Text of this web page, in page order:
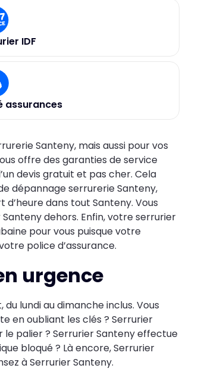
IDF
assurances
Santeny, mais aussi pour vos
offre des garanties de service
devis gratuit et pas cher. Cela
dépannage serrurerie Santeny,
dans tout Santeny. Vous
dehors. Enfin, votre serrurier
pour vous puisque votre
police d’assurance.
urgence
lundi au dimanche inclus. Vous
en oubliant les clés ? Serrurier
le palier ? Serrurier Santeny effectue
bloqué ? Là encore, Serrurier
à Serrurier Santeny.